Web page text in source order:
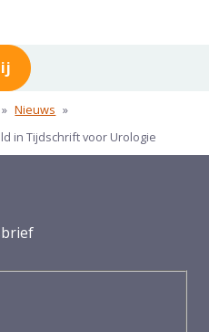
» Nieuws »
in Tijdschrift voor Urologie